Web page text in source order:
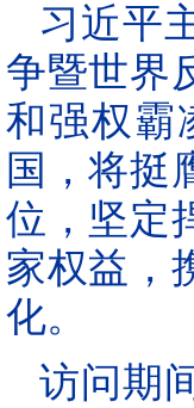
习近平
争暨世界
和强权霸
国，将挺
位，坚定
家权益，
化。
访问期